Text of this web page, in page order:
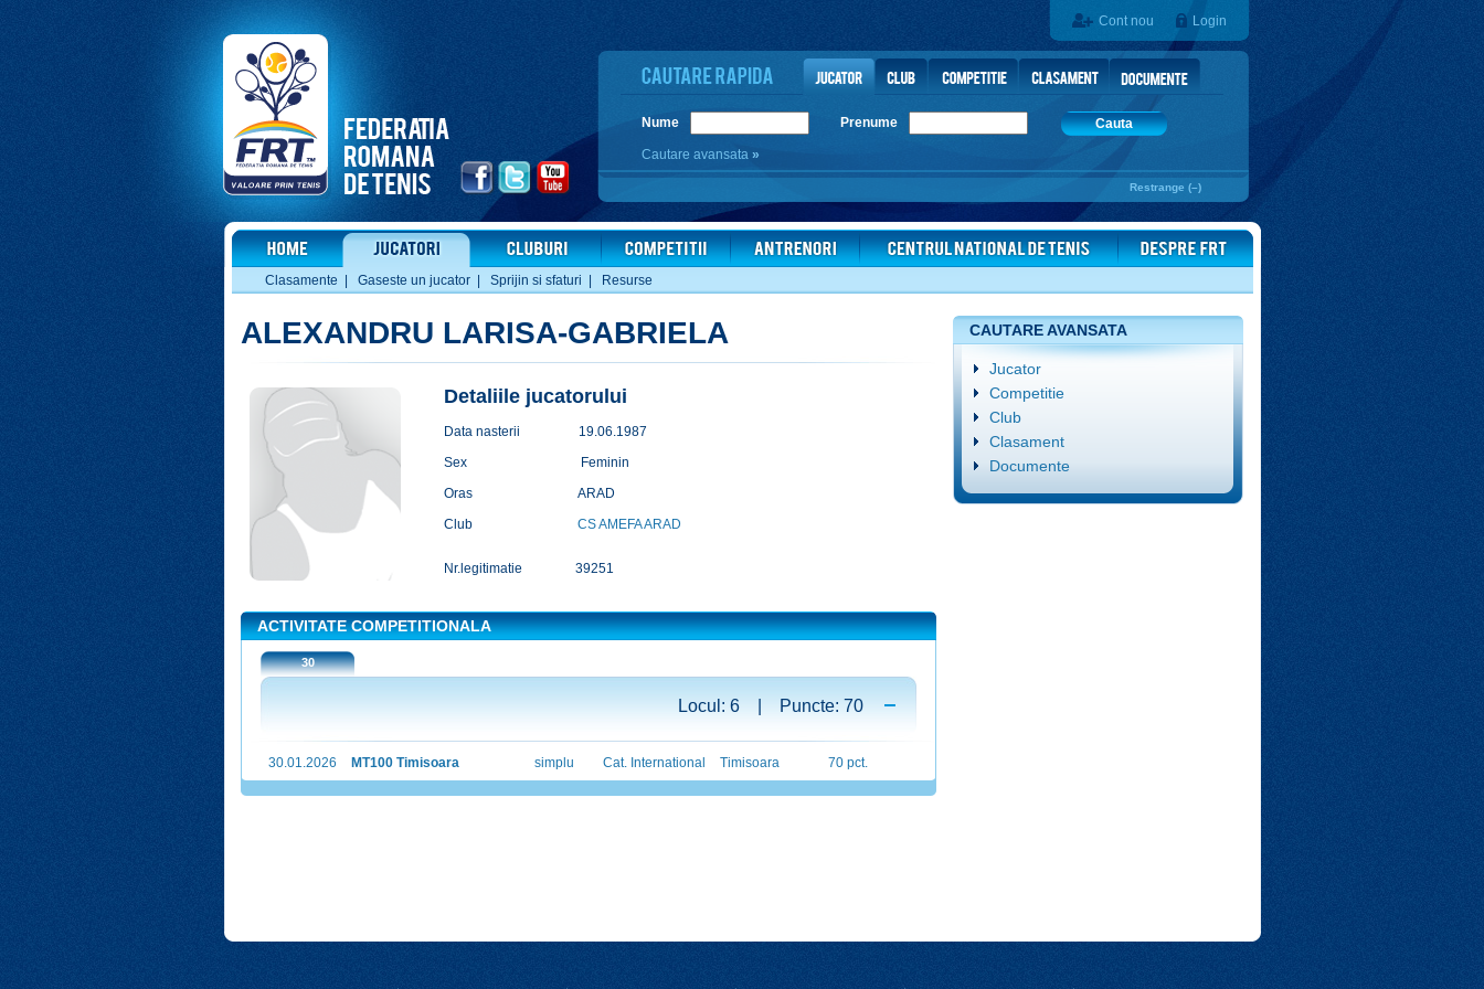
Cont nou Login
Nume Prenume
Cauta
Cautare avansata »
Restrange (–)
Clasamente Gaseste un jucator| Sprijin si sfaturi Resurse
ALEXANDRU LARISA-GABRIELA
Detaliile jucatorului
Data nasterii
19.06.1987
Sex
Feminin
Oras
ARAD
Club
CS AMEFA ARAD
Nr.legitimatie 39251
ACTIVITATE COMPETITIONALA
30
Locul: 6 | Puncte: 70
30.01.2026 MT100 Timisoara simplu Cat. International Timisoara 70 pct.
CAUTARE AVANSATA
Jucator
Competitie
Club
Clasament
Documente